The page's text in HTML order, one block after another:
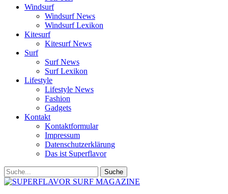
Windsurf
Windsurf News
Windsurf Lexikon
Kitesurf
Kitesurf News
Surf
Surf News
Surf Lexikon
Lifestyle
Lifestyle News
Fashion
Gadgets
Kontakt
Kontaktformular
Impressum
Datenschutzerklärung
Das ist Superflavor